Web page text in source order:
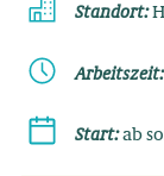
Standort:
Arbeitszeit:
Start:ab